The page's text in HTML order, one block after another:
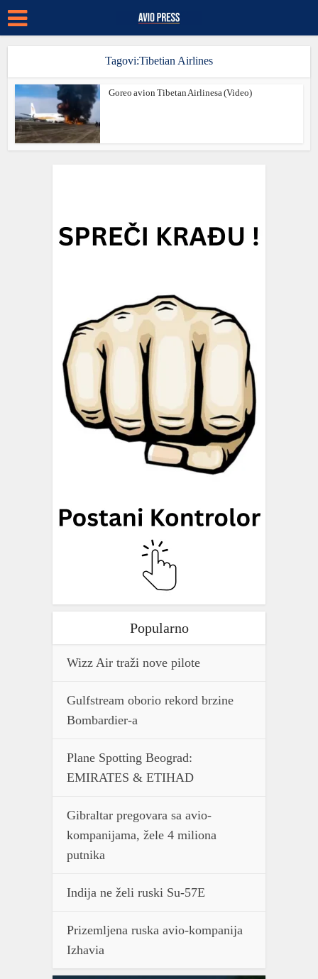
Tagovi:Tibetian Airlines
Goreo avion Tibetan Airlinesa (Video)
Popularno
Wizz Air traži nove pilote
Gulfstream oborio rekord brzine
Bombardier-a
Plane Spotting Beograd:
EMIRATES & ETIHAD
Gibraltar pregovara sa avio-
kompanijama, žele 4 miliona
putnika
Indija ne želi ruski Su-57E
Prizemljena ruska avio-kompanija
Izhavia